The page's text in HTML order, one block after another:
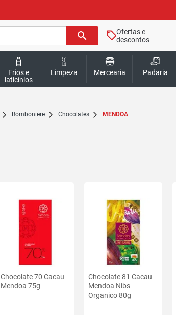
search
Ofertas e
descontos
Frios e
laticínios
Limpeza Mercearia Padaria
Bomboniere Chocolates MENDOA
Chocolate 70 Cacau
Mendoa 75g
Chocolate 81 Cacau
Mendoa Nibs
Organico 80g